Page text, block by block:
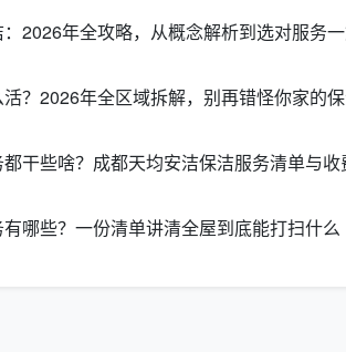
、开柜内部整理以及窗帘清洗。这些项目属
除与表面擦拭
2026年全攻略，从概念解析到选对服务
？2026年全区域拆解，别再错怪你家的
干些啥？成都天均安洁保洁服务清单与
哪些？一份清单讲清全屋到底能打扫什么